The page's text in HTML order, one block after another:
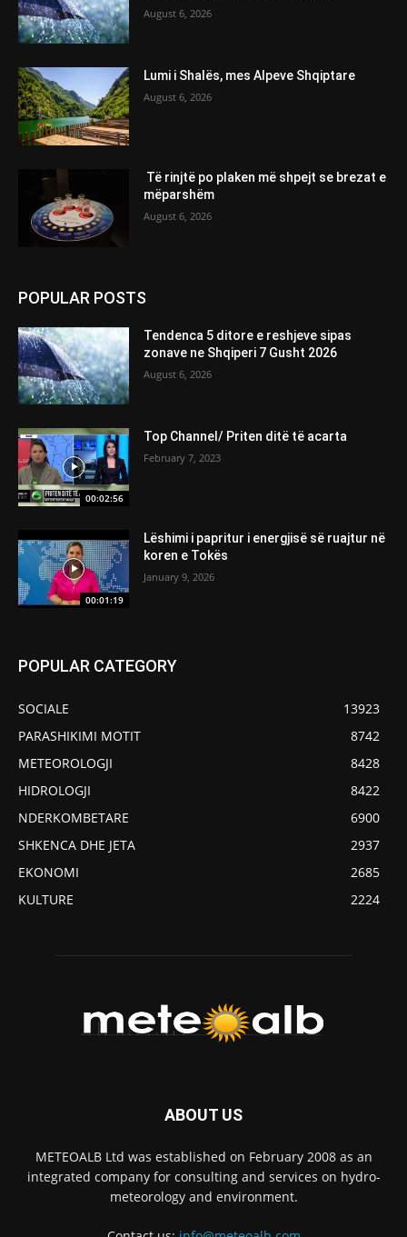
August 6, 2026
Lumi i Shalës, mes Alpeve Shqiptare
August 6, 2026
Të rinjtë po plaken më shpejt se brezat e
mëparshëm
August 6, 2026
POPULAR POSTS
Tendenca 5 ditore e reshjeve sipas
zonave ne Shqiperi 7 Gusht 2026
August 6, 2026
00:02:56
Top Channel/ Priten ditë të acarta
February 7, 2023
00:01:19
Lëshimi i papritur i energjisë së ruajtur në
koren e Tokës
January 9, 2026
POPULAR CATEGORY
SOCIALE
13923
PARASHIKIMI MOTIT
8742
METEOROLOGJI
8428
HIDROLOGJI
8422
NDERKOMBETARE
6900
SHKENCA DHE JETA
2937
EKONOMI
2685
KULTURE
2224
ABOUT US
METEOALB Ltd was established on February 2008 as an
integrated company for consulting and services on hydro-
meteorology and environment.